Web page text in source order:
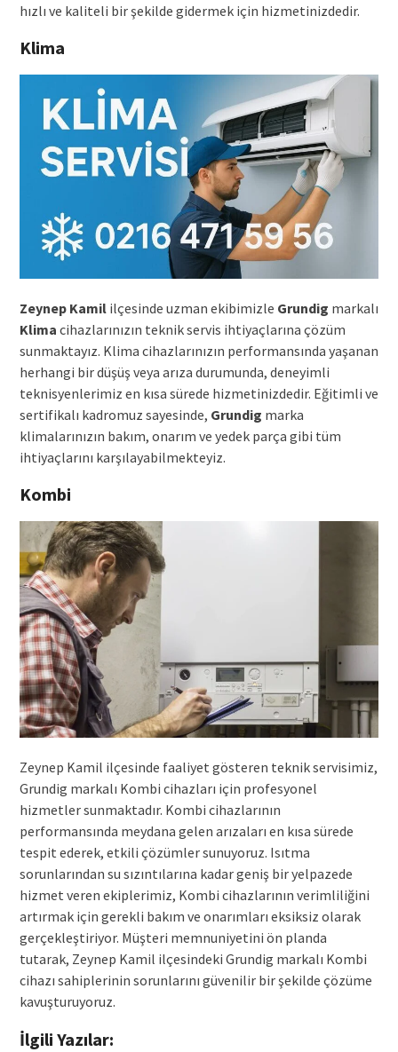
hızlı ve kaliteli bir şekilde gidermek için hizmetinizdedir.
Klima
Zeynep Kamililçesinde uzman ekibimizle Grundig markalı
Klima cihazlarınızın teknik servis ihtiyaçlarına çözüm
sunmaktayız. Klima cihazlarınızın performansında yaşanan
herhangi bir düşüş veya arıza durumunda, deneyimli
teknisyenlerimiz en kısa sürede hizmetinizdedir. Eğitimli ve
sertifikalı kadromuz sayesinde, Grundig marka
klimalarınızın bakım, onarım ve yedek parça gibi tüm
ihtiyaçlarını karşılayabilmekteyiz.
Kombi
Zeynep Kamil ilçesinde faaliyet gösteren teknik servisimiz,
Grundig markalı Kombi cihazları için profesyonel
hizmetler sunmaktadır. Kombi cihazlarının
performansında meydana gelen arızaları en kısa sürede
tespit ederek, etkili çözümler sunuyoruz. Isıtma
sorunlarından su sızıntılarına kadar geniş bir yelpazede
hizmet veren ekiplerimiz, Kombi cihazlarının verimliliğini
artırmak için gerekli bakım ve onarımları eksiksiz olarak
gerçekleştiriyor. Müşteri memnuniyetini ön planda
tutarak, Zeynep Kamil ilçesindeki Grundig markalı Kombi
cihazı sahiplerinin sorunlarını güvenilir bir şekilde çözüme
kavuşturuyoruz.
İlgili Yazılar: